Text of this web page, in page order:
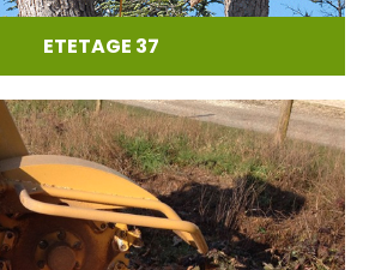
ETETAGE 37